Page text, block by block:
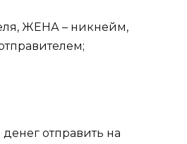
ЖЕНА – никнейм,
отправить на